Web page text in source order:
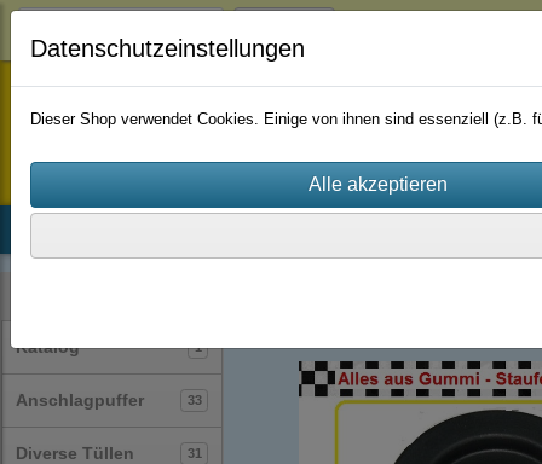
staufenbiel-berlin
Katalog 1
Anschlagpuffer 33
Diverse Tüllen 31
Datenschutzeinstellungen
Dieser Shop verwendet Cookies. Einige von ihnen sind essenziell (z.B.